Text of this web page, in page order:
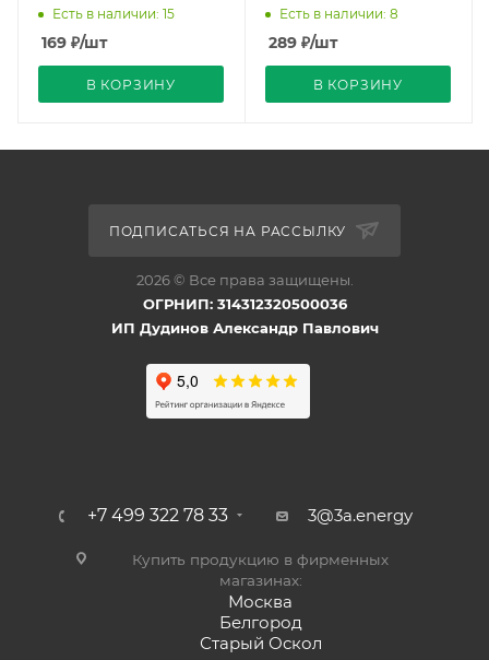
10А 250В Мастер
Bylectrica
Есть в наличии: 15
169 ₽/шт
В КОРЗИНУ
10А 250В Уют Bylectrica
Есть в наличии: 8
289 ₽/шт
В КОРЗИНУ
ПОДПИСАТЬСЯ НА РАССЫЛКУ
2026 © Все права защищены.
ОГРНИП: 314312320500036
ИП Дудинов Александр Павлович
+7 499 322 78 33 3@3a.energy
Купить продукцию в фирменных
магазинах:
Москва
Белгород
Старый Оскол